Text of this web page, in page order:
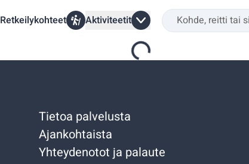
Retkeilykohteet Aktiviteetit
Tietoa palvelusta
Ajankohtaista
Yhteydenotot ja palaute